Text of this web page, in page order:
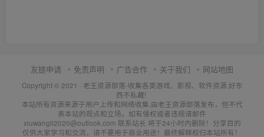
友链申请 免责声明 广告合作 关于我们 网站地图
Copyright © 2021 · 老王资源部落-收集各类游戏、影视、软件资源,好东
西不私藏!
本站所有资源来源于用户上传和网络收集,由老王资源部落发布，但不代
表本站的观点和立场。如有侵权或者违规请邮件
xiuwangli2020@outlook.com 联系站长 将于24小时内删除！分享目的
仅供大家学习和交流，请不要用于商业用途！最终解释权归本站所有！